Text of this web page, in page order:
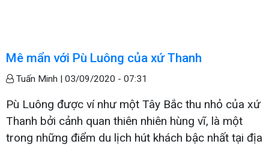
Mê mẩn với Pù Luông của xứ Thanh
Tuấn Minh | 03/09/2020 - 07:31
Pù Luông được ví như một Tây Bắc thu nhỏ của xứ
Thanh bởi cảnh quan thiên nhiên hùng vĩ, là một
trong những điểm du lịch hút khách bậc nhất tại địa